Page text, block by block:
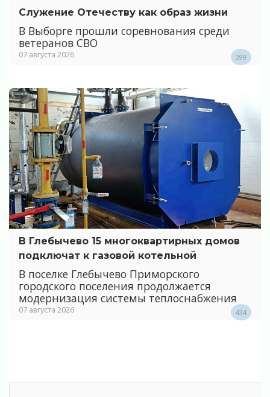
Служение Отечеству как образ жизни
В Выборге прошли соревнования среди
ветеранов СВО
07 августа 2026 399
В Глебычево 15 многоквартирных домов
подключат к газовой котельной
В поселке Глебычево Приморского
городского поселения продолжается
модернизация системы теплоснабжения
07 августа 2026 434